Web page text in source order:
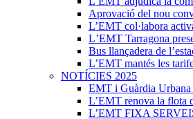
Aprovació del nou
L’EMT col·labora
L’EMT Tarragona
Bus llançadera de
L’EMT mantés les
NOTÍCIES 2025
EMT i Guàrdia
L’EMT renova la flota
L’EMT FIXA